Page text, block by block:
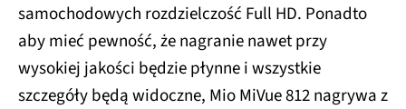
samochodowych rozdzielczość Full HD. Ponadto
aby mieć pewność, że nagranie nawet przy
wysokiej jakości będzie płynne i wszystkie
szczegóły będą widoczne, Mio MiVue 812 nagrywa z